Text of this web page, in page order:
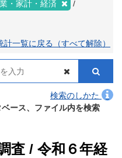
・家計・経済
計一覧に戻る（すべて解除）
検索のしかた
ベース、ファイル内を検索
査 / 令和６年経